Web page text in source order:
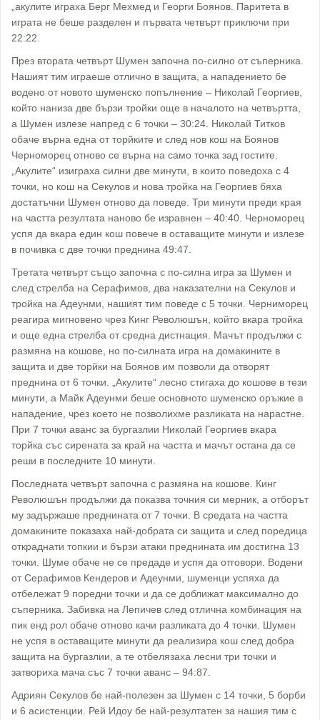
„акулите играха Берг Мехмед и Георги Боянов. Паритета в
играта не беше разделен и първата четвърт приключи при
22:22.
През втората четвърт Шумен започна по-силно от съперника.
Нашият тим играеше отлично в защита, а нападението бе
водено от новото шуменско попълнение – Николай Георгиев,
който наниза две бързи тройки още в началото на четвъртта,
а Шумен излезе напред с 6 точки – 30:24. Николай Титков
обаче върна една от торйките и след нов кош на Боянов
Черноморец отново се върна на само точка зад гостите.
„Акулите“ изиграха силни две минути, в които поведоха с 4
точки, но кош на Секулов и нова тройка на Георгиев бяха
достатъчни Шумен отново да поведе. Три минути преди края
на частта резултата наново бе изравнен – 40:40. Черноморец
успя да вкара един кош повече в оставащите минути и излезе
в почивка с две точки преднина 49:47.
Третата четвърт също започна с по-силна игра за Шумен и
след стрелба на Серафимов, два наказателни на Секулов и
тройка на Адеунми, нашият тим поведе с 5 точки. Черниморец
реагира мигновено чрез Кинг Революшън, който вкара тройка
и още една стрелба от средна дистнация. Мачът продължи с
размяна на кошове, но по-силната игра на домакините в
защита и две торйки на Боянов им позволи да отворят
преднина от 6 точки. „Акулите“ лесно стигаха до кошове в тези
минути, а Майк Адеунми беше основното шуменско оръжие в
нападение, чрез което не позволихме разликата на нарастне.
При 7 точки аванс за бургазлии Николай Георгиев вкара
торйка със сирената за край на частта и мачът остана да се
реши в последните 10 минути.
Последната четвърт започна с размяна на кошове. Кинг
Революшън продължи да показва точния си мерник, а отборът
му задържаше преднината от 7 точки. В средата на частта
домакините показаха най-добрата си защита и след поредица
откраднати топкии и бързи атаки преднината им достигна 13
точки. Шуме обаче не се предаде и успя да отговори. Водени
от Серафимов Кендеров и Адеунми, шуменци успяха да
отбележат 9 поредни точки и да се доближат максимално до
съперника. Забивка на Лепичев след отлична комбинация на
пик енд рол обаче отново качи разликата до 4 точки. Шумен
не успя в оставащите минути да реализира кош след добра
защита на бургазлии, а те отбелязаха лесни три точки и
затвориха мача със 7 точки аванс – 94:87.
Адриян Секулов бе най-полезен за Шумен с 14 точки, 5 борби
и 6 асистенции. Рей Идоу бе най-резултатен за нашия тим с